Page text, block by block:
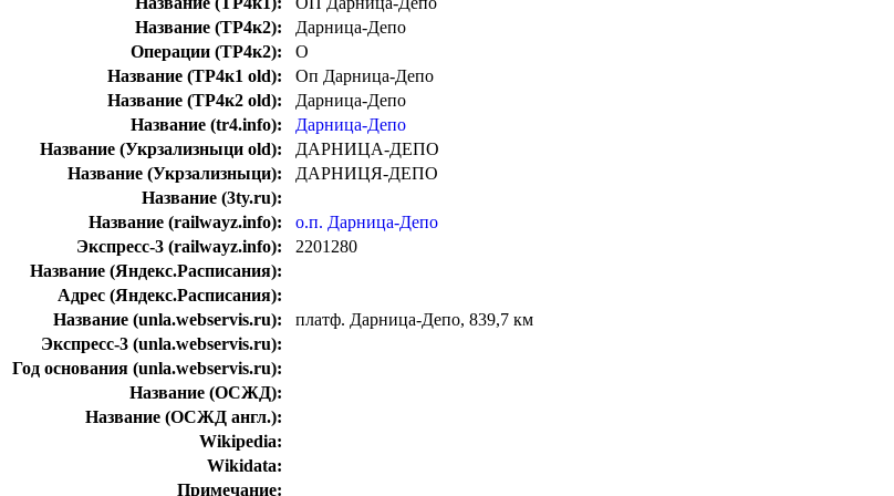
Название (ТР4к2):
Дарница-Депо
Операции (ТР4к2):
О
Название (ТР4к1 old):
Оп Дарница-Депо
Название (ТР4к2 old):
Дарница-Депо
Название (tr4.info):
Дарница-Депо
Название (Укрзализныци old):
ДАРНИЦА-ДЕПО
Название (Укрзализныци):
ДАРНИЦЯ-ДЕПО
Название (3ty.ru):
Название (railwayz.info):
о.п. Дарница-Депо
Экспресс-3 (railwayz.info):
2201280
Название (Яндекс.Расписания):
Адрес (Яндекс.Расписания):
Название (unla.webservis.ru):
платф. Дарница-Депо, 839,7 км
Экспресс-3 (unla.webservis.ru):
Год основания (unla.webservis.ru):
Название (ОСЖД):
Название (ОСЖД англ.):
Wikipedia:
Wikidata:
Примечание: